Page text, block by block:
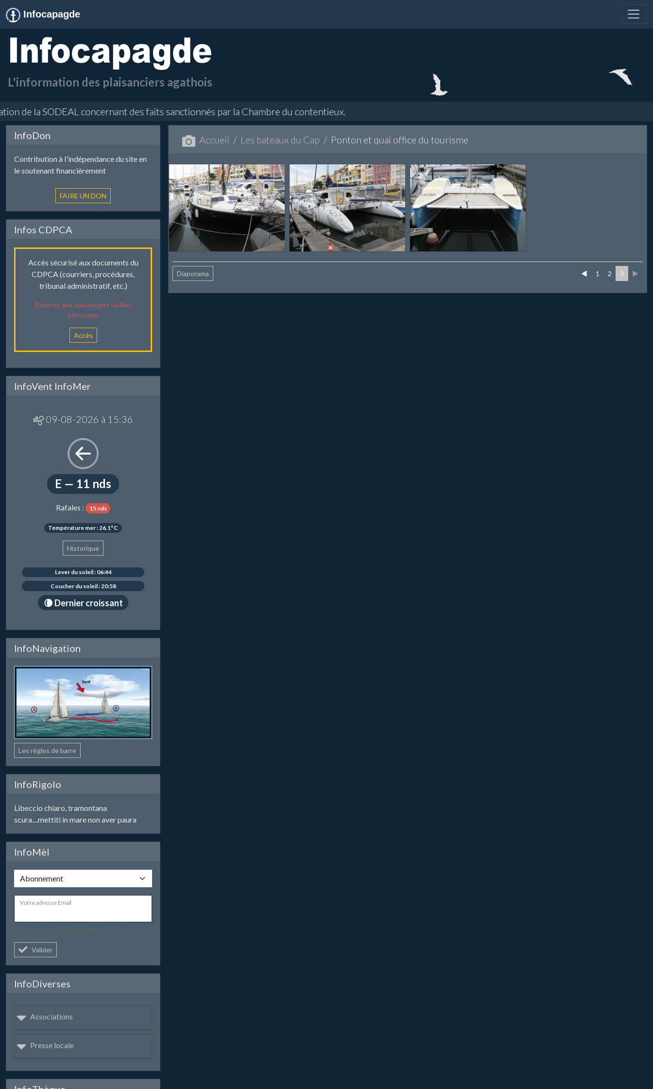
Infocapagde
L'information des plaisanciers agathois
la SODEAL concernant des faits sanctionnés par la Chambre du contentieux.
InfoDon
Contribution à l'indépendance du site en
le soutenant financièrement
Infos CDPCA
Accès sécurisé aux documents du
CDPCA (courriers, procédures,
tribunal administratif, etc.)
Réservé aux plaisanciers via lien
personnel
Accès
InfoVent InfoMer
09-08-2026 à 15:36
E — 11 nds
Rafales : 15 nds
Température mer : 26.1°C
Historique
Lever du soleil : 06:44
Coucher du soleil : 20:58
🌘 Dernier croissant
InfoNavigation
Les règles de barre
InfoRigolo
Libeccio chiaro, tramontana
scura....mettiti in mare non aver paura
InfoMèl
Votre adresse Email
Valider
InfoDiverses
Associations
Presse locale
Accueil Les bateaux du Cap Ponton et quai office du tourisme
Diaporama ◄ 1 2 3 ►